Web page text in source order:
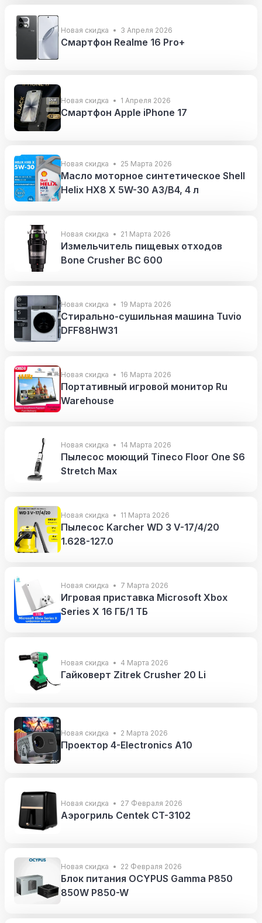
Новая скидка 3 Апреля 2026
Смартфон Realme 16 Pro+
Новая скидка 1 Апреля 2026
Смартфон Apple iPhone 17
Новая скидка 25 Марта 2026
Масло моторное синтетическое Shell
Helix HX8 X 5W-30 А3/В4, 4 л
Новая скидка 21 Марта 2026
Измельчитель пищевых отходов
Bone Crusher BC 600
Новая скидка 19 Марта 2026
Стирально-сушильная машина Tuvio
DFF88HW31
Новая скидка 16 Марта 2026
Портативный игровой монитор Ru
Warehouse
Новая скидка 14 Марта 2026
Пылесос моющий Tineco Floor One S6
Stretch Max
Новая скидка 11 Марта 2026
Пылесос Karcher WD 3 V-17/4/20
1.628-127.0
Новая скидка 7 Марта 2026
Игровая приставка Microsoft Xbox
Series X 16 ГБ/1 TБ
Новая скидка 4 Марта 2026
Гайковерт Zitrek Crusher 20 Li
Новая скидка 2 Марта 2026
Проектор 4-Electronics А10
Новая скидка 27 Февраля 2026
Аэрогриль Centek CT-3102
Новая скидка 22 Февраля 2026
Блок питания OCYPUS Gamma P850
850W P850-W